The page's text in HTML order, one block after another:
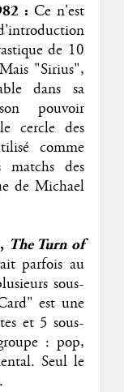
: Ce n'est
de 10
"Sirius",
dans sa
pouvoir
cercle des
comme
des
de Michael
The Turn of
parfois au
sous-
est une
et 5 sous-
: pop,
Seul le